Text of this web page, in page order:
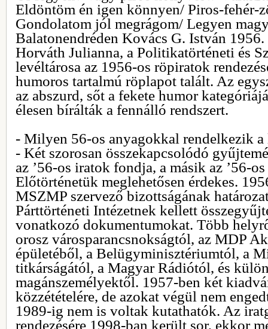
Eldöntöm én igen könnyen/ Piros-fehér-
Gondolatom jól megrágom/ Legyen
Balatonendréden Kovács G. István
Horváth Julianna, a Politikatörténeti és
levéltárosa az 1956-os röpiratok
humoros tartalmú röplapot talált. Az
az abszurd, sőt a fekete humor
élesen bírálták a fennálló rendszert.
- Milyen 56-os anyagokkal rendelkezik a
- Két szorosan összekapcsolódó
az ’56-os iratok fondja, a másik az ’56-
Előtörténetük meglehetősen érdekes.
MSZMP szervező bizottságának
Párttörténeti Intézetnek kellett
vonatkozó dokumentumokat. Több
orosz városparancsnokságtól, az MDP
épületéből, a Belügyminisztériumtól, a
titkárságától, a Magyar Rádiótól, és
magánszemélyektől. 1957-ben két
közzétételére, de azokat végül nem
1989-ig nem is voltak kutathatók. Az
rendezésére 1998-ban került sor, ekkor